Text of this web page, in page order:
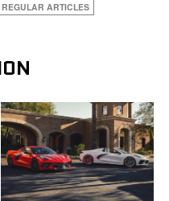
REGULAR ARTICLES